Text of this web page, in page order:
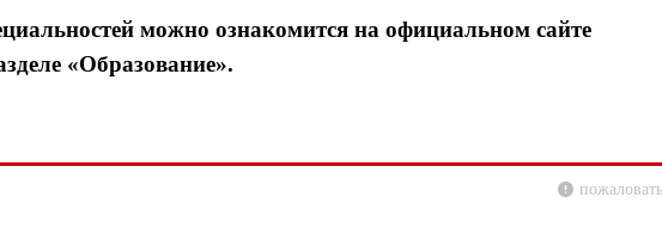
можно ознакомится на официальном сайте
«Образование».